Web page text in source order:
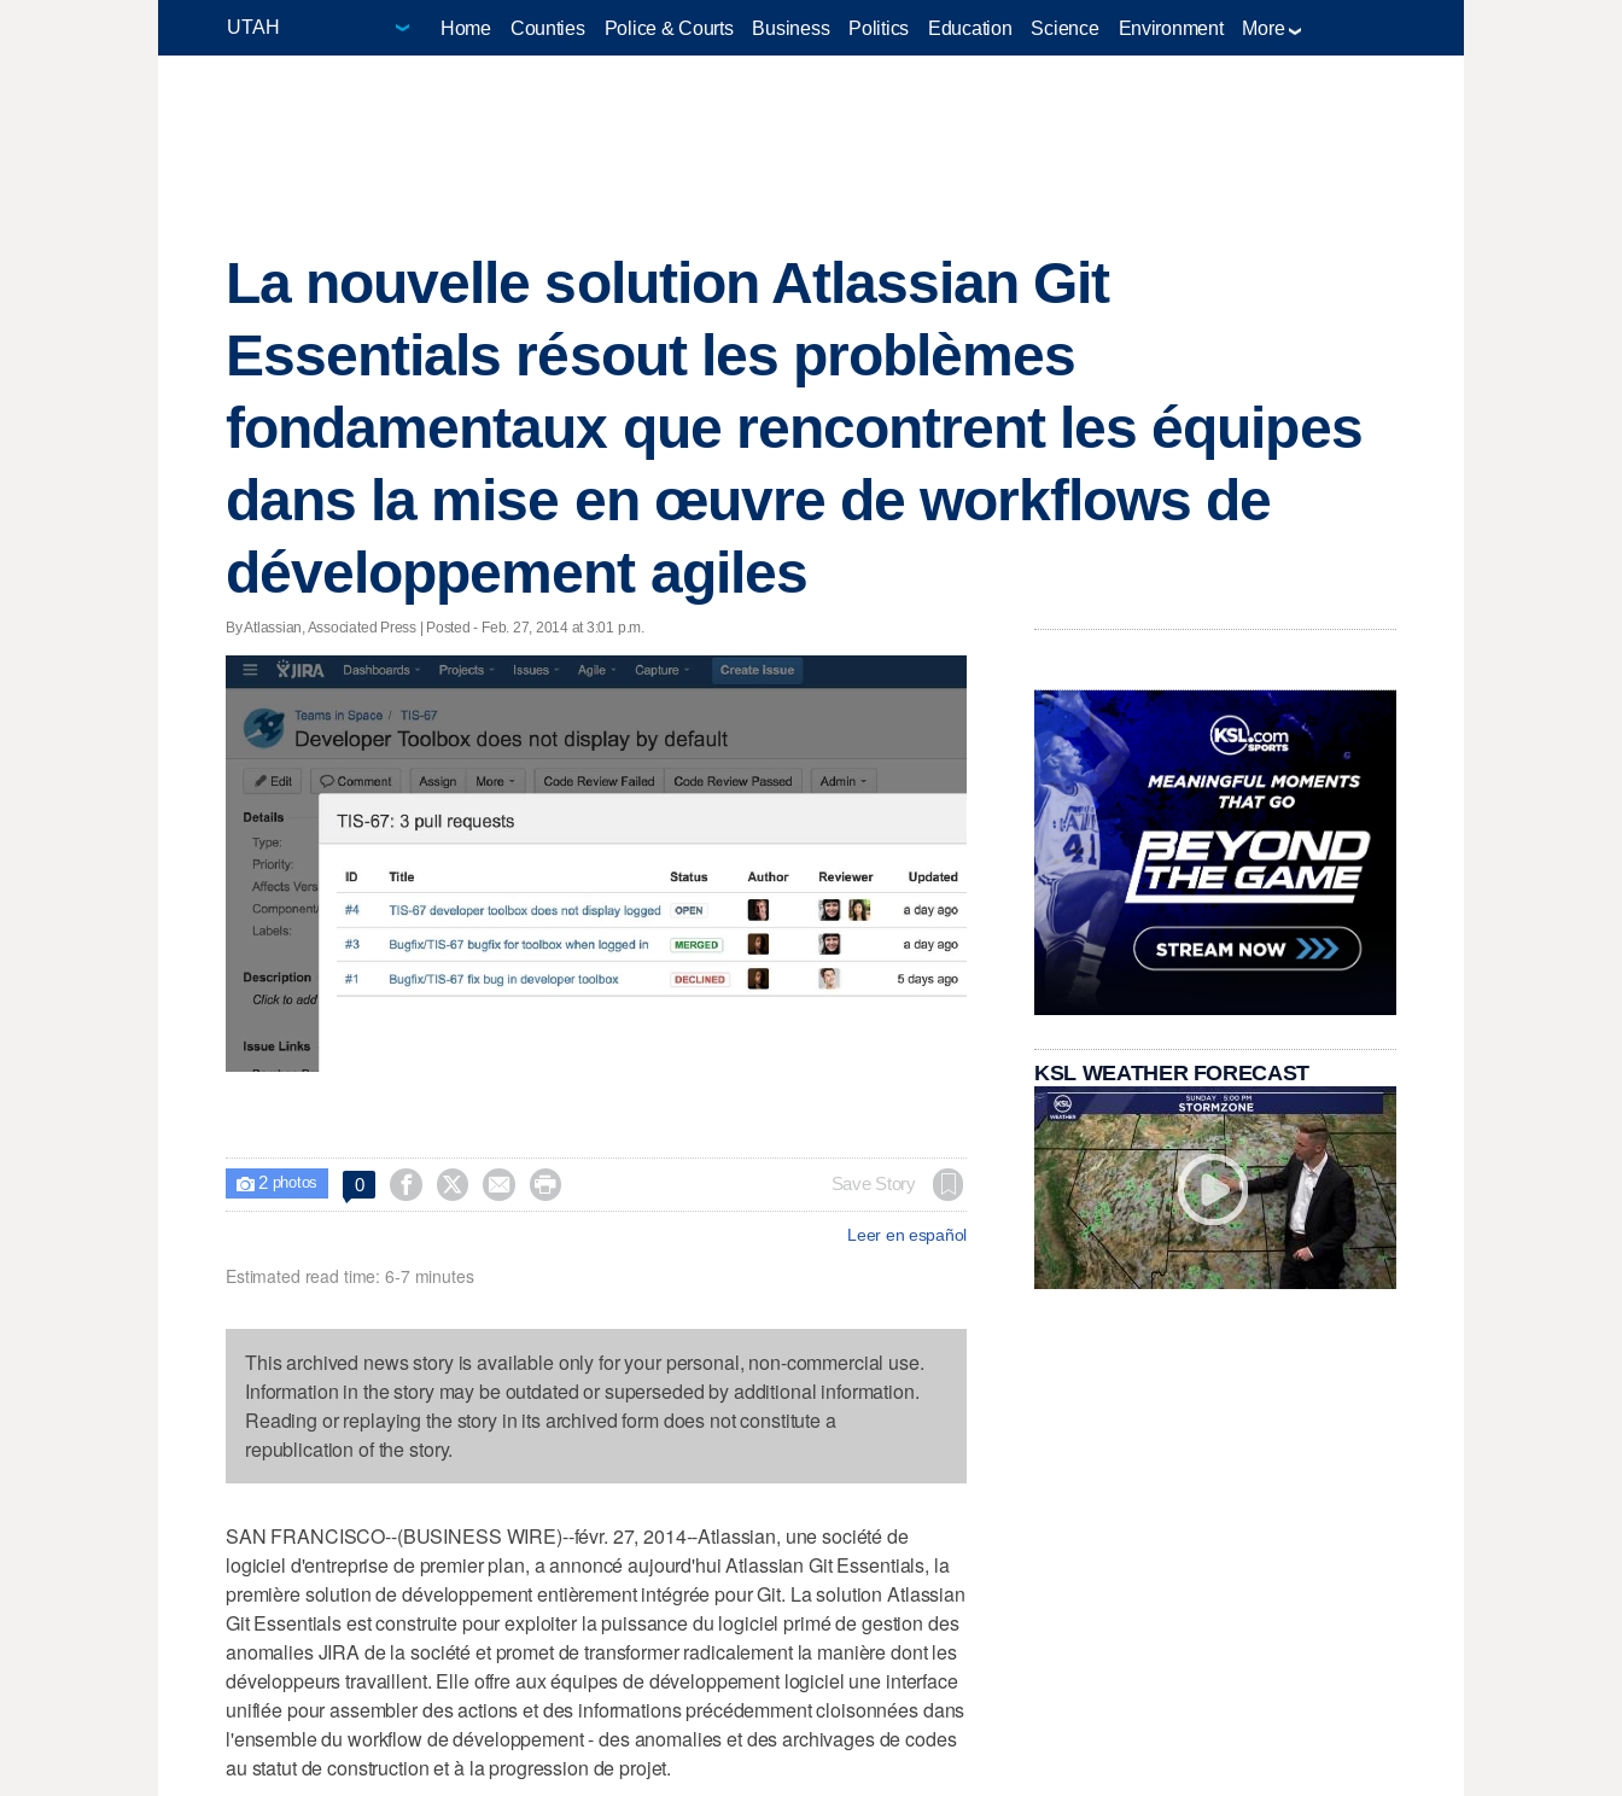
Home Counties Police & Courts Business Politics Education Science Environment More
La nouvelle solution Atlassian Git
Essentials résout les problèmes
fondamentaux que rencontrent les équipes
dans la mise en œuvre de workflows de
développement agiles
By Atlassian, Associated Press | Posted - Feb. 27, 2014 at 3:01 p.m.
 2photos 0     Save Story
Leer en español
Estimated read time: 6-7 minutes
This archived news story is available only for your personal, non-commercial use.
Information in the story may be outdated or superseded by additional information.
Reading or replaying the story in its archived form does not constitute a
republication of the story.
SAN FRANCISCO--(BUSINESS WIRE)--févr. 27, 2014--Atlassian, une société de
logiciel d'entreprise de premier plan, a annoncé aujourd'hui Atlassian Git Essentials, la
première solution de développement entièrement intégrée pour Git. La solution Atlassian
Git Essentials est construite pour exploiter la puissance du logiciel primé de gestion des
anomalies JIRA de la société et promet de transformer radicalement la manière dont les
développeurs travaillent. Elle offre aux équipes de développement logiciel une interface
unifiée pour assembler des actions et des informations précédemment cloisonnées dans
l'ensemble du workflow de développement - des anomalies et des archivages de codes
au statut de construction et à la progression de projet.
KSL WEATHER FORECAST